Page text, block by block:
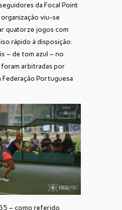
da Focal Point
organização viu-se
quatorze jogos com
rápido à disposição:
– de tom azul – no
arbitradas por
Portuguesa
– como referido